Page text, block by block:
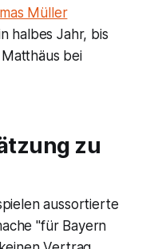
Müller
halbes Jahr, bis
bei
zu
aussortierte
"für Bayern